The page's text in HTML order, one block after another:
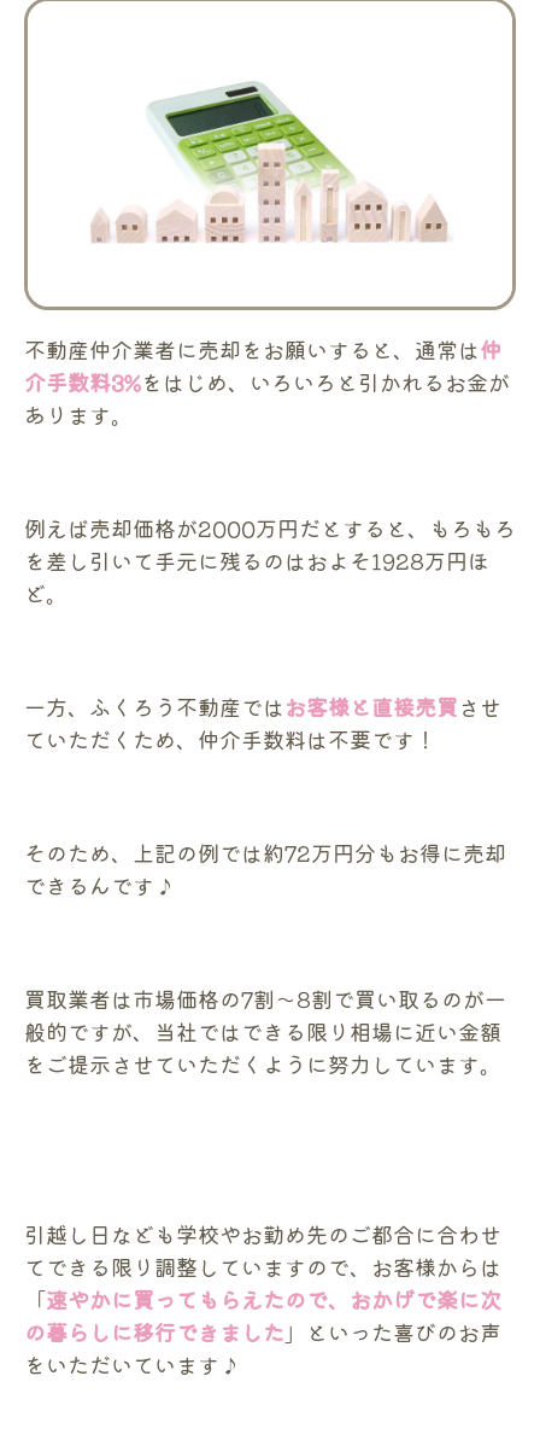
不動産仲介業者に売却をお願いすると、通常は 仲
介手数料3%をはじめ、いろいろと引かれるお金が
あります。
例えば売却価格が2000万円だとすると、もろもろ
を差し引いて手元に残るのはおよそ1928万円ほ
ど。
一方、ふくろう不動産では お客様と直接売買 させ
ていただくため、仲介手数料は不要です！
そのため、上記の例では約72万円分もお得に売却
できるんです♪
買取業者は市場価格の7割〜8割で買い取るのが一
般的ですが、当社ではできる限り相場に近い金額
をご提示させていただくように努力しています。
引越し日なども学校やお勤め先のご都合に合わせ
てできる限り調整していますので、お客様からは
速やかに買ってもらえたので、おかげで楽に次
の暮らしに移行できました 」といった喜びのお声
をいただいています♪